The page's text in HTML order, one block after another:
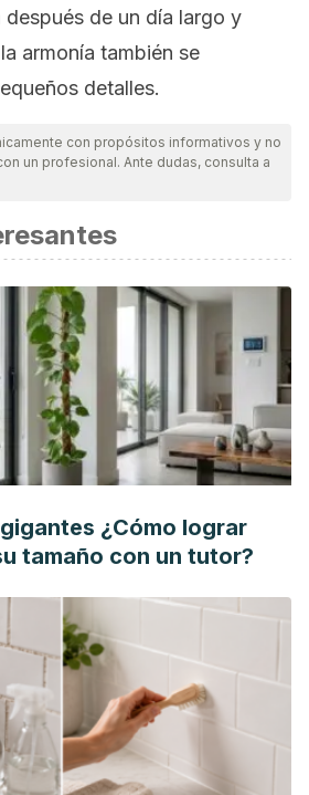
de un día largo y
armonía también se
detalles.
con propósitos informativos y no
un profesional. Ante dudas, consulta a
¿Cómo lograr
tamaño con un tutor?